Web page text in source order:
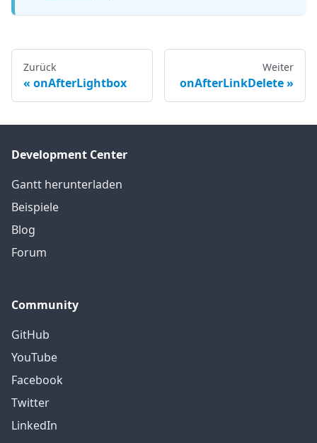
Zurück
onAfterLightbox
Weiter
onAfterLinkDelete
Development Center
Gantt herunterladen
Beispiele
Blog
Forum
Community
GitHub
YouTube
Facebook
Twitter
LinkedIn